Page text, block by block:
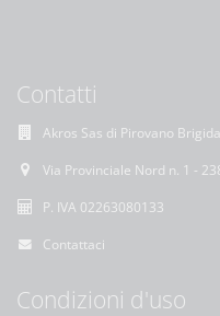
Contatti
Akros Sas di Pirovano Brigida
Via Provinciale Nord n. 1 -
P. IVA 02263080133
Contattaci
Condizioni d'uso